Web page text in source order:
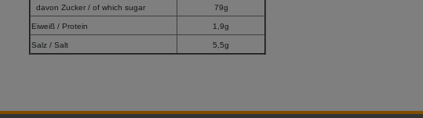
davon Zucker / of which sugar 79g
Eiweiß / Protein 1,9g
Salz / Salt 5,5g